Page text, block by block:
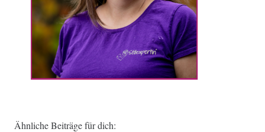
Ähnliche Beiträge für dich: